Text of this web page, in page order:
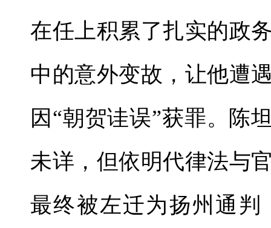
在任上积累了扎实的政
中的意外变故，让他遭
因“朝贺诖误”获罪。陈
未详，但依明代律法与
最终被左迁为扬州通